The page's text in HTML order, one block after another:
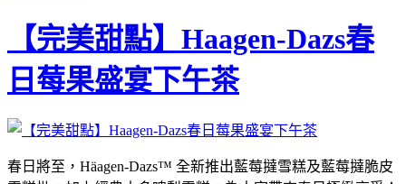
【完美甜點】Haagen-Dazs春
日莓果盛宴下午茶
春日將至，Häagen-Dazs™ 全新推出藍莓撻雪糕及藍莓撻脆皮